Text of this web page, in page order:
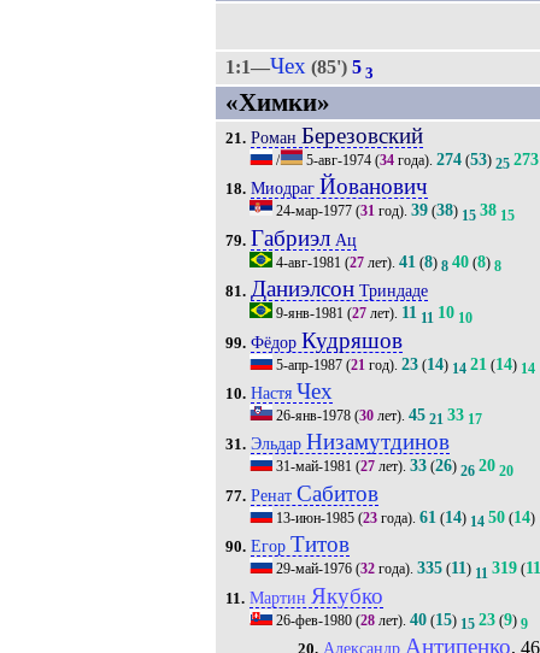
1:1—Чех (85') 5 3
«Химки»
21. Роман Березовский
/ 5-авг-1974(34года). 274(53) 25 273
18. Миодраг Йованович
24-мар-1977(31год). 39(38) 15 38 15
79. ГабриэлАц
4-авг-1981 (27лет). 41 (8) 8 40(8) 8
81. ДаниэлсонТриндаде
9-янв-1981 (27лет). 11 11 10 10
99. Фёдор Кудряшов
5-апр-1987(21 год). 23(14) 14 21 (14) 14
10. Настя Чех
26-янв-1978(30лет). 45 21 33 17
31. Эльдар Низамутдинов
31-май-1981 (27лет). 33(26) 26 20 20
77. Ренат Сабитов
13-июн-1985(23года). 61 (14) 14 50(14)
90. Егор Титов
29-май-1976(32года). 335(11) 11 319(11
11. Мартин Якубко
26-фев-1980(28лет). 40(15) 15 23(9) 9
20. Александр Антипенко,